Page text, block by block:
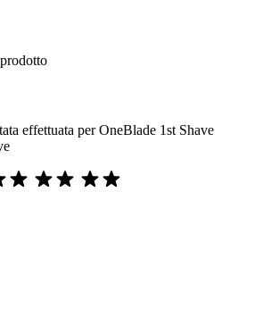
effettuata per OneBlade 1st Shave